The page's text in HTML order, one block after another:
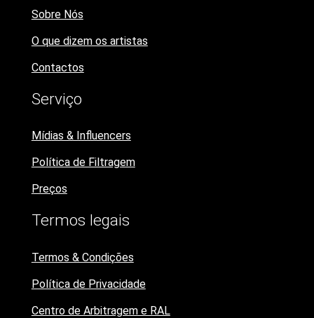
Sobre Nós
O que dizem os artistas
Contactos
Serviço
Mídias & Influencers
Política de Filtragem
Preços
Termos legais
Termos & Condições
Política de Privacidade
Centro de Arbitragem e RAL